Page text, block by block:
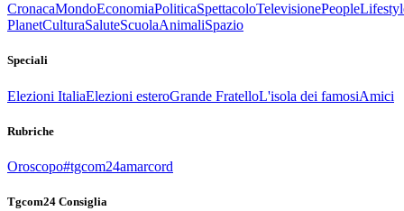
CronacaMondoEconomiaPoliticaSpettacoloTelevisionePeople
PlanetCulturaSaluteScuolaAnimaliSpazio
Speciali
Elezioni ItaliaElezioni esteroGrande FratelloL'isola dei famosiAmici
Rubriche
Oroscopo#tgcom24amarcord
Tgcom24 Consiglia